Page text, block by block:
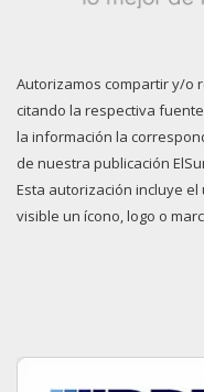
Autorizamos compartir y/o
citando la respectiva
la información la
de nuestra publicación
Esta autorización incluye
visible un ícono, logo o